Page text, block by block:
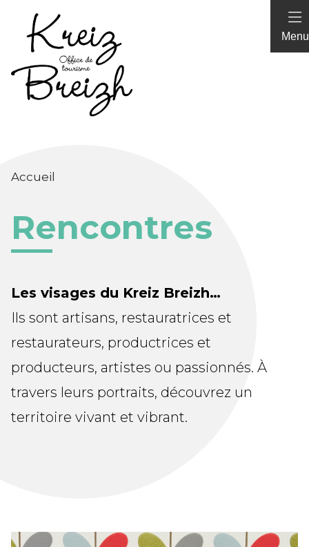
Panneau de gestion des cookies
Menu
Accueil
Rencontres
Les visages du Kreiz Breizh…
Ils sont artisans, restauratrices et
restaurateurs, productrices et
producteurs, artistes ou passionnés. À
travers leurs portraits, découvrez un
territoire vivant et vibrant.